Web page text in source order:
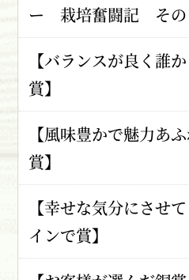
ー 栽培奮闘記 その
【バランスが良く誰
賞】
【風味豊かで魅力あ
賞】
【幸せな気分にさせ
インで賞】